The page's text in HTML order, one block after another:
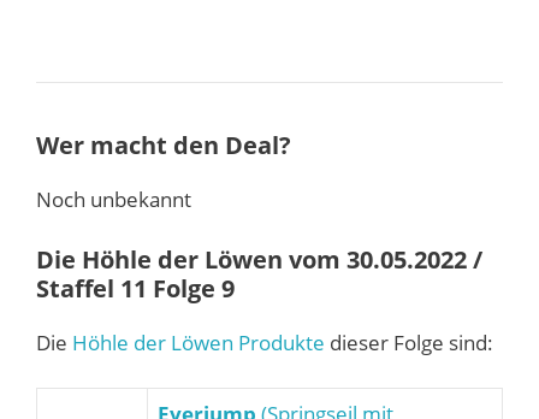
Wer macht den Deal?
Noch unbekannt
Die Höhle der Löwen vom 30.05.2022 /
Staffel 11 Folge 9
Die Höhle der Löwen Produkte dieser Folge sind: